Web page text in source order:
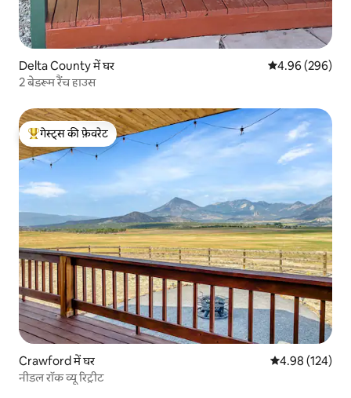
Delta County में घर औसत रेटिंग 5 में से
4.96 (296)
2 बेडरूम रैंच हाउस
गेस्ट्स का टॉप फ़ेवरेट
गेस्ट्स की फ़ेवरेट
Crawford में घर औसत रेटिंग 5 में से
4.98 (124)
नीडल रॉक व्यू रिट्रीट